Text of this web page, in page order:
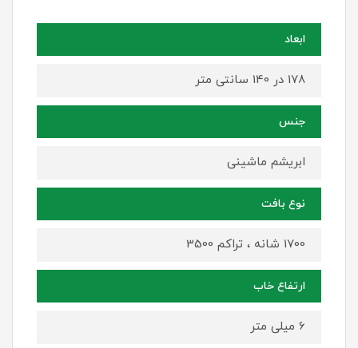
ابعاد
178 در 140 سانتی متر
جنس
ابریشم ماشینی
نوع بافت
1700 شانه ، تراکم 3500
ارتفاع خاب
6 میلی متر